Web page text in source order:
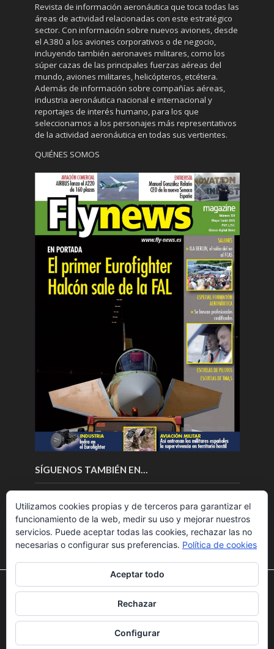
Revista de información aeronáutica que toca todas las
áreas de actividad relacionadas con este estratégico
sector. Con información sobre nuevos aviones, desde
el A380 a los aviones corporativos o de negocio,
incluyendo también aeronaves militares, como los
súper cazas de las principales fuerzas aéreas del
mundo, aviones militares, helicópteros, etcétera.
Además de información sobre compañías aéreas,
industria aeronáutica nacional e internacional y
reportajes de interés humano, para los que
seleccionamos a los personajes más representativos
de la actividad aeronáutica en todas sus vertientes.
QUIÉNES SOMOS
SÍGUENOS TAMBIÉN EN…
Copyright © 2018.Fly News.Noticias aerospacial
UAS aviación comercial
Utilizamos cookies para ofrecerte la mejor experiencia en
nuestra web.
Puedes aprender más sobre qué cookies utilizamos o
desactivarlas en losajustes.
Utilizamos cookies propias y de terceros para garantizar el
funcionamiento de la web, medir su uso y mejorar nuestros
servicios. Puede aceptar todas las cookies, rechazar las no
necesarias o configurar sus preferencias. Política de cookies
Aceptar todo
Rechazar
Configurar